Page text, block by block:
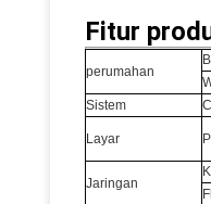
Fitur
perumahan
Sistem
Layar
Jaringan